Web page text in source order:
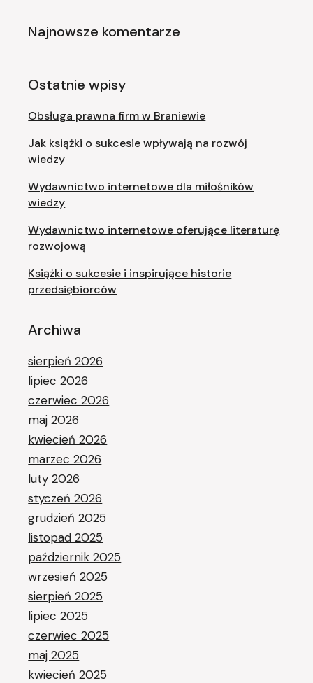
Najnowsze komentarze
Ostatnie wpisy
Obsługa prawna firm w Braniewie
Jak książki o sukcesie wpływają na rozwój
wiedzy
Wydawnictwo internetowe dla miłośników
wiedzy
Wydawnictwo internetowe oferujące literaturę
rozwojową
Książki o sukcesie i inspirujące historie
przedsiębiorców
Archiwa
sierpień 2026
lipiec 2026
czerwiec 2026
maj 2026
kwiecień 2026
marzec 2026
luty 2026
styczeń 2026
grudzień 2025
listopad 2025
październik 2025
wrzesień 2025
sierpień 2025
lipiec 2025
czerwiec 2025
maj 2025
kwiecień 2025